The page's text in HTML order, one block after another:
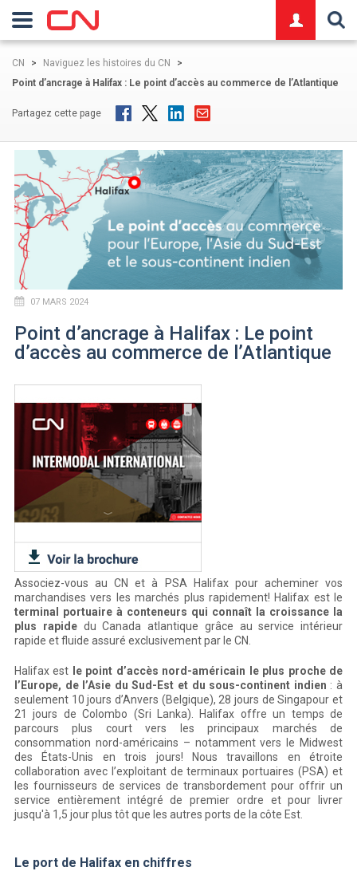
CN > Naviguez les histoires du CN
>
Point d’ancrage à Halifax : Le point d’accès au commerce de l’Atlantique
Partagez cette page
07 MARS 2024
Point d’ancrage à Halifax : Le point
d’accès au commerce de l’Atlantique
Associez-vous au CN et à PSA Halifax pour acheminer vos
marchandises vers les marchés plus rapidement! Halifax est le
terminal portuaire à conteneurs qui connaît la croissance la
plus rapidedu Canada atlantique grâce au service intérieur
rapide et fluide assuré exclusivement par le CN.
Halifax est le point d’accès nord-américain le plus proche de
l’Europe, de l’Asie du Sud-Est et du sous-continent indien : à
seulement 10 jours d’Anvers (Belgique), 28 jours de Singapour et
21 jours de Colombo (Sri Lanka). Halifax offre un temps de
parcours plus court vers les principaux marchés de
consommation nord-américains – notamment vers le Midwest
des États-Unis en trois jours! Nous travaillons en étroite
collaboration avec l’exploitant de terminaux portuaires (PSA) et
les fournisseurs de services de transbordement pour offrir un
service entièrement intégré de premier ordre et pour livrer
jusqu'à 1,5 jour plus tôt que les autres ports de la côte Est.
Le port de Halifax en chiffres